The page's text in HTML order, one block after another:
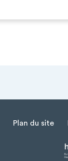
Plan du site